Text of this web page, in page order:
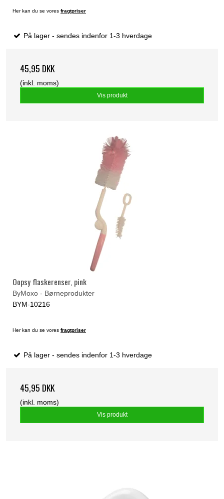
Her kan du se vores fragtpriser
På lager - sendes indenfor 1-3 hverdage
45,95 DKK
(inkl. moms)
Vis produkt
Oopsy flaskerenser, pink
ByMoxo - Børneprodukter
BYM-10216
Her kan du se vores fragtpriser
På lager - sendes indenfor 1-3 hverdage
45,95 DKK
(inkl. moms)
Vis produkt